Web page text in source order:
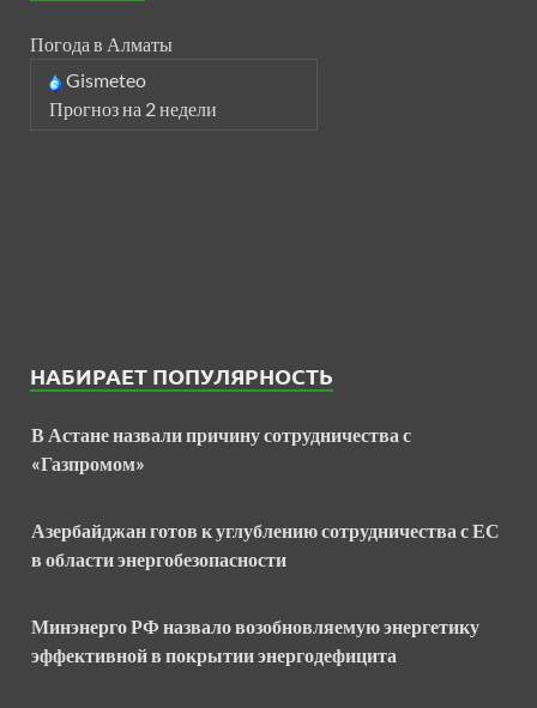
Погода в Алматы
Gismeteo
Прогноз на 2 недели
НАБИРАЕТ ПОПУЛЯРНОСТЬ
В Астане назвали причину сотрудничества с
«Газпромом»
Азербайджан готов к углублению сотрудничества с ЕС
в области энергобезопасности
Минэнерго РФ назвало возобновляемую энергетику
эффективной в покрытии энергодефицита